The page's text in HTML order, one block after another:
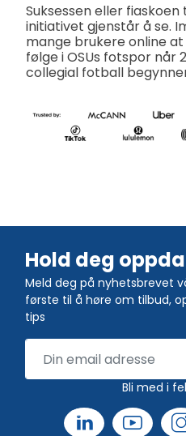
Suksessen eller
initiativet gjenstår å se.
mange brukere online
følge i OSUs fotspor når
collegial fotball
Hold deg
Meld deg på nyhetsbrevet
første til å høre om tilbud,
tips
Bli med i